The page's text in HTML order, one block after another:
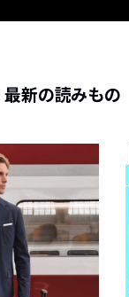
最新の読みもの